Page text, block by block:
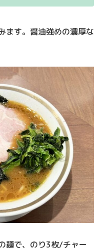
ます。醤油強めの濃厚な
麺で、のり3枚/チャー